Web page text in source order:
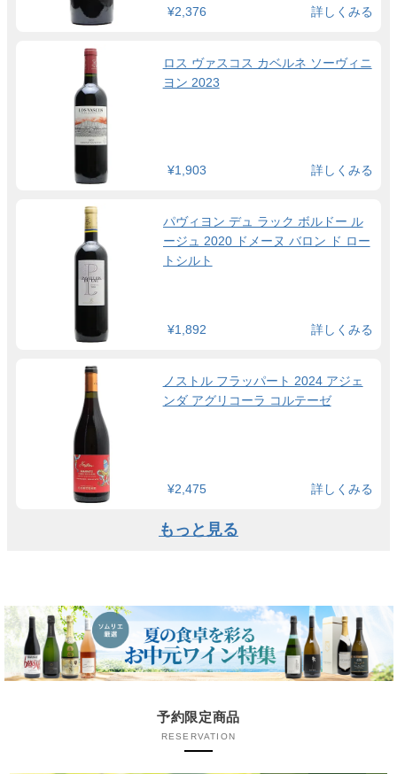
¥2,376 詳しくみる
ロス ヴァスコス カベルネ ソーヴィニ
ヨン 2023
¥1,903 詳しくみる
パヴィヨン デュ ラック ボルドー ル
ージュ 2020 ドメーヌ バロン ド ロー
トシルト
¥1,892 詳しくみる
ノストル フラッパート 2024 アジェ
ンダ アグリコーラ コルテーゼ
¥2,475 詳しくみる
もっと見る
予約限定商品
RESERVATION